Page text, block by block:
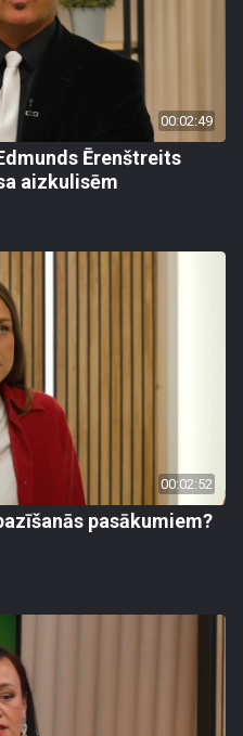
00:02:49
Ērenštreits
aizkulisēm
00:02:52
pasākumiem?